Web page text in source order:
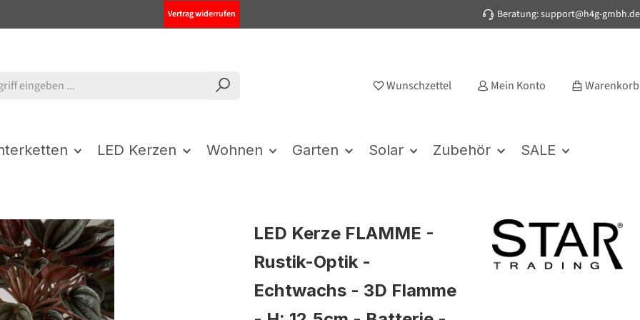
Vertrag widerrufen Beratung: support@h4g-gmbh.de
Wunschzettel Mein Konto Warenkorb
LED Kerzen Wohnen Garten Solar Zubehör SALE
LED Kerze FLAMME -
Rustik-Optik -
Echtwachs - 3D Flamme